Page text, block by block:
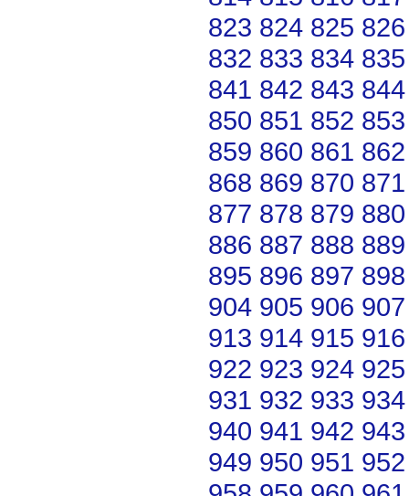
823 824 825 826
832 833 834 835
841 842 843 844
850 851 852 853
859 860 861 862
868 869 870 871
877 878 879 880
886 887 888 889
895 896 897 898
904 905 906 907
913 914 915 916
922 923 924 925
931 932 933 934
940 941 942 943
949 950 951 952